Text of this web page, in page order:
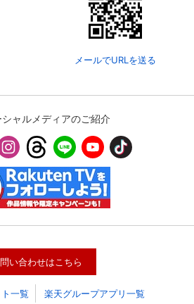
決済方法の変更が可能です。
メールでURLを送る
ャルメディアのご紹介
い合わせはこちら
一覧 楽天グループアプリ一覧